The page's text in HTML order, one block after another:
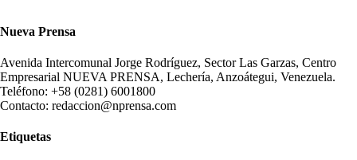
Nueva Prensa
Avenida Intercomunal Jorge Rodríguez, Sector Las Garzas, Centro
Empresarial NUEVA PRENSA, Lechería, Anzoátegui, Venezuela.
Teléfono: +58 (0281) 6001800
Contacto: redaccion@nprensa.com
Etiquetas